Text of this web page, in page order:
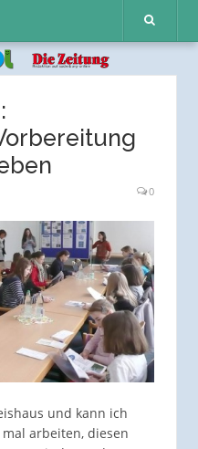
0
und kann ich
arbeiten, diesen